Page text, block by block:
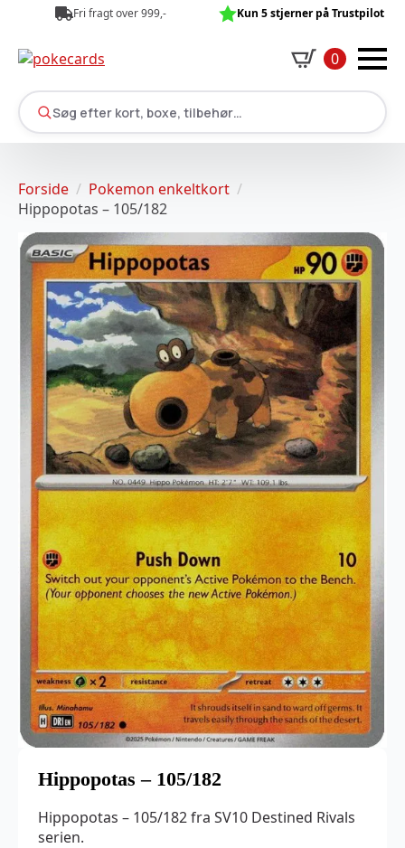
Fri fragt over 999,- Kun 5 stjerner på Trustpilot
0
Søg efter kort, boxe, tilbehør…
Forside
Pokemon enkeltkort
Hippopotas – 105/182
Hippopotas – 105/182
Hippopotas – 105/182 fra SV10 Destined Rivals
serien.